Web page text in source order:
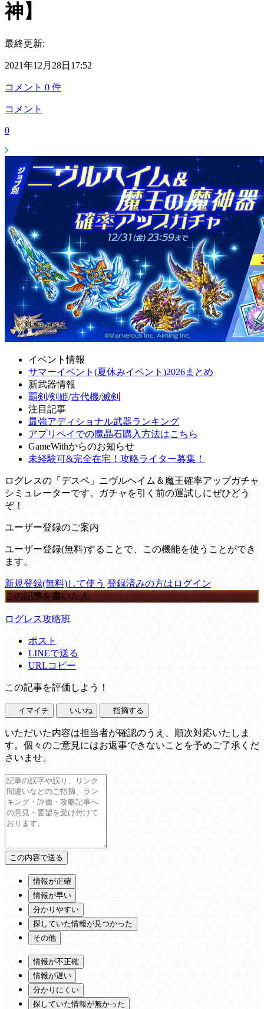
神】
最終更新:
2021年12月28日17:52
コメント 0 件
コメント
0
イベント情報
サマーイベント(夏休みイベント)2026まとめ
新武器情報
覇剣 /剣姫/古代機/滅剣
注目記事
最強アディショナル武器ランキング
アプリペイでの魔晶石購入方法はこちら
GameWithからのお知らせ
未経験可&完全在宅！攻略ライター募集！
ログレスの「デスペ」ニヴルヘイム＆魔王確率アップガチャ
シミュレーターです。ガチャを引く前の運試しにぜひどう
ぞ！
ユーザー登録のご案内
ユーザー登録(無料)することで、この機能を使うことができ
ます。
新規登録(無料)して使う 登録済みの方はログイン
この記事を書いた人
ログレス攻略班
ポスト
LINEで送る
URLコピー
この記事を評価しよう！
イマイチ いいね 指摘する
いただいた内容は担当者が確認のうえ、順次対応いたしま
す。個々のご意見にはお返事できないことを予めご了承くだ
さいませ。
情報が正確
情報が早い
分かりやすい
探していた情報が見つかった
その他
情報が不正確
情報が遅い
分かりにくい
探していた情報が無かった